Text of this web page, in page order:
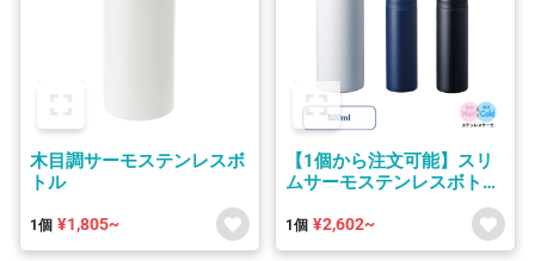
木目調サーモステンレスボ
トル
1個 ¥1,805~
【1個から注文可能】スリ
ムサーモステンレスボトル
1個 ¥2,602~